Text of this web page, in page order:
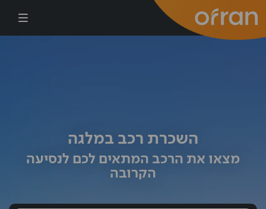
השכרת רכב במלגה
מצאו את הרכב המתאים לכם לנסיעה
הקרובה